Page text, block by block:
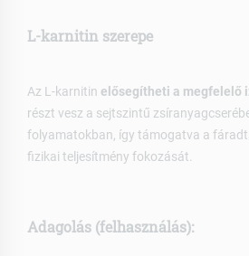
L-karnitin szerepe
Az L-karnitin elősegítheti a megfelelő
részt vesz a sejtszintű
folyamatokban, így támogatva a
fizikai teljesítmény fokozását.
Adagolás (felhasználás):